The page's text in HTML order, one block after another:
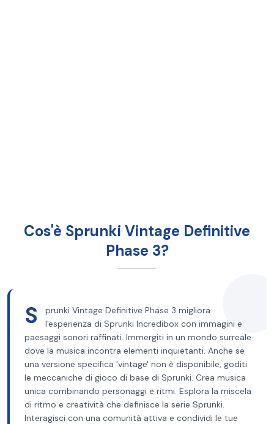
Cos'è Sprunki Vintage Definitive
Phase 3?
S
prunki Vintage Definitive Phase 3 migliora
l'esperienza di Sprunki Incredibox con immagini e
paesaggi sonori raffinati. Immergiti in un mondo surreale
dove la musica incontra elementi inquietanti. Anche se
una versione specifica 'vintage' non è disponibile, goditi
le meccaniche di gioco di base di Sprunki. Crea musica
unica combinando personaggi e ritmi. Esplora la miscela
di ritmo e creatività che definisce la serie Sprunki.
Interagisci con una comunità attiva e condividi le tue